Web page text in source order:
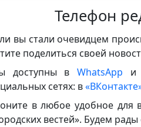
Телефон
вы стали очевидцем
поделиться своей
доступны в WhatsApp
сетях: в
в любое удобное для
вестей». Будем